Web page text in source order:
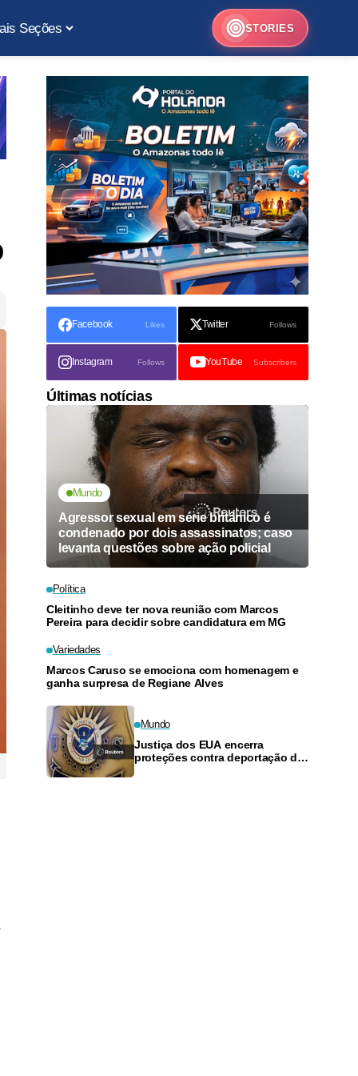
Seções STORIES
Facebook Likes Twitter Follows
Instagram Follows YouTube Subscribers
Últimas notícias
Mundo
Agressor sexual em série britânico é
condenado por dois assassinatos; caso
levanta questões sobre ação policial
Política
Cleitinho deve ter nova reunião com Marcos
Pereira para decidir sobre candidatura em MG
Variedades
Marcos Caruso se emociona com homenagem e
ganha surpresa de Regiane Alves
Mundo
Justiça dos EUA encerra
proteções contra deportação de